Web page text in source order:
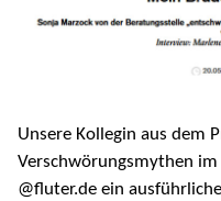
Unsere Kollegin aus dem
Verschwörungsmythen
@fluter.de ein